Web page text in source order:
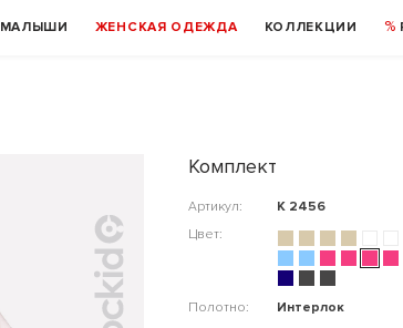
МАЛЫШИ ЖЕНСКАЯ ОДЕЖДА КОЛЛЕКЦИИ
Комплект
Артикул:
К 2456
Цвет:
Полотно:
Интерлок